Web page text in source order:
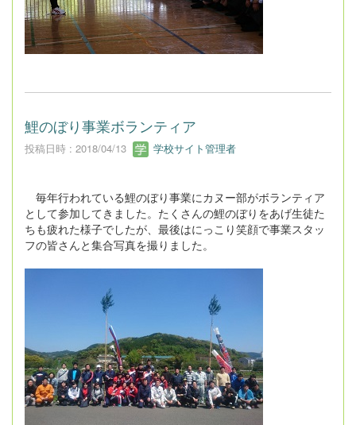
鯉のぼり事業ボランティア
投稿日時 : 2018/04/13 学校サイト管理者
毎年行われている鯉のぼり事業にカヌー部がボランティア
として参加してきました。たくさんの鯉のぼりをあげ生徒た
ちも疲れた様子でしたが、最後はにっこり笑顔で事業スタッ
フの皆さんと集合写真を撮りました。